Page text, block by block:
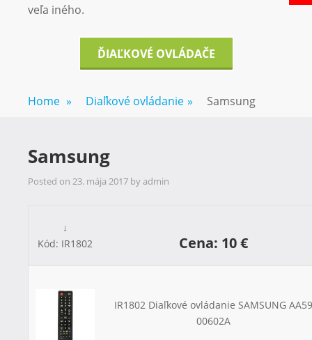
veľa iného.
ĎIAĽKOVÉ OVLÁDAČE
Home » Diaľkové ovládanie » Samsung
Samsung
Posted on 23. mája 2017 byadmin
↓
Kód: IR1802
Cena: 10 €
IR1802 Diaľkové ovládanie SAMSUNG
00602A